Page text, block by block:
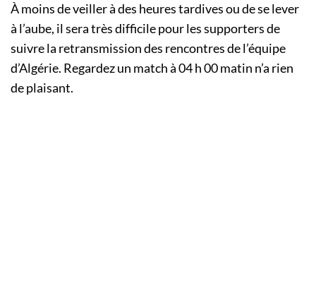
À moins de veiller à des heures tardives ou de se lever
à l’aube, il sera très difficile pour les supporters de
suivre la retransmission des rencontres de l’équipe
d’Algérie. Regardez un match à 04 h 00 matin n’a rien
de plaisant.